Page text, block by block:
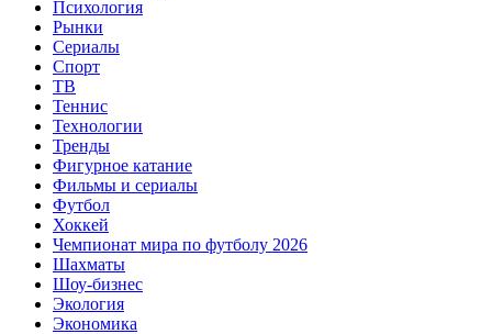
Психология
Рынки
Сериалы
Спорт
ТВ
Теннис
Технологии
Тренды
Фигурное катание
Фильмы и сериалы
Футбол
Хоккей
Чемпионат мира по футболу 2026
Шахматы
Шоу-бизнес
Экология
Экономика